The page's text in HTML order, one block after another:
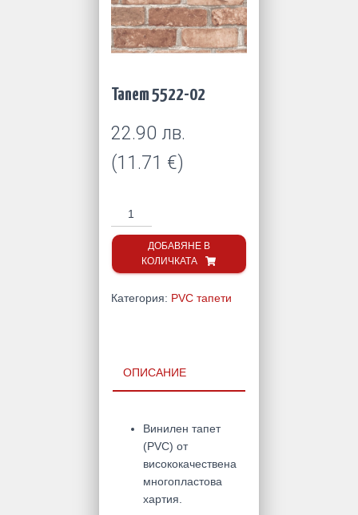
I
O
N
Тапет 5522-02
22.90 лв.
(11.71 €)
количество
за
Тапет
ДОБАВЯНЕ В
КОЛИЧКАТА
Категория: PVC тапети
ОПИСАНИЕ
Винилен тапет
(PVC) от
висококачествена
многопластова
хартия.